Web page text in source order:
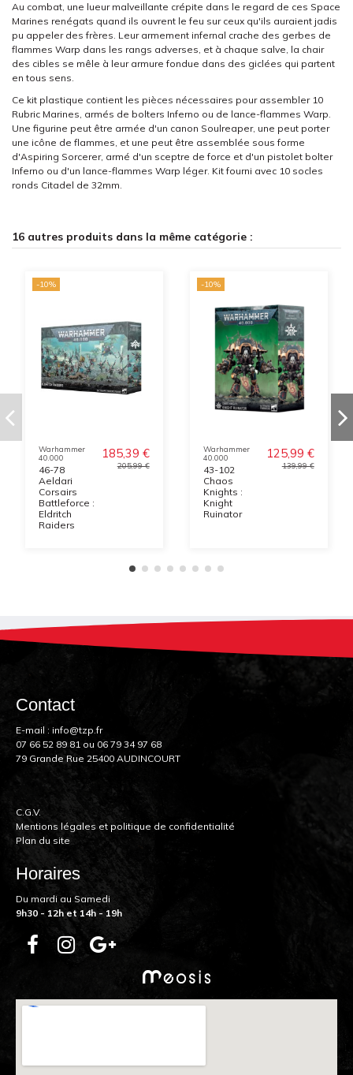
Au combat, une lueur malveillante crépite dans le regard de ces Space
Marines renégats quand ils ouvrent le feu sur ceux qu'ils auraient jadis
pu appeler des frères. Leur armement infernal crache des gerbes de
flammes Warp dans les rangs adverses, et à chaque salve, la chair
des cibles se mêle à leur armure fondue dans des giclées qui partent
en tous sens.
Ce kit plastique contient les pièces nécessaires pour assembler 10
Rubric Marines, armés de bolters Inferno ou de lance-flammes Warp.
Une figurine peut être armée d'un canon Soulreaper, une peut porter
une icône de flammes, et une peut être assemblée sous forme
d'Aspiring Sorcerer, armé d'un sceptre de force et d'un pistolet bolter
Inferno ou d'un lance-flammes Warp léger. Kit fourni avec 10 socles
ronds Citadel de 32mm.
16 autres produits dans la même catégorie :
-10%
Warhammer
40.000
46-78
Aeldari
Corsairs
Battleforce :
Eldritch
Raiders
185,39 €
205,99 €
-10%
Warhammer
40.000
43-102
Chaos
Knights :
Knight
Ruinator
125,99 €
139,99 €
Contact
E-mail : info@tzp.fr
07 66 52 89 81 ou 06 79 34 97 68
79 Grande Rue 25400 AUDINCOURT
C.G.V.
Mentions légales et politique de confidentialité
Plan du site
Horaires
Du mardi au Samedi
9h30 - 12h et 14h - 19h